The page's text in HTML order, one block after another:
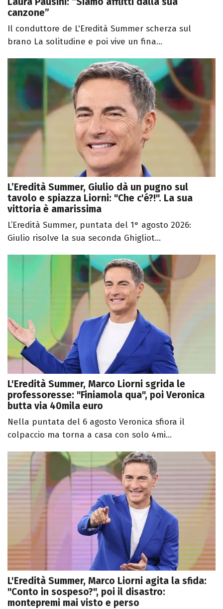
canzone”
Il conduttore de L'Eredità Summer scherza sul
brano La solitudine e poi vive un fina...
L’Eredità Summer, Giulio dà un pugno sul
tavolo e spiazza Liorni: "Che c'é?!". La sua
vittoria è amarissima
L’Eredità Summer, puntata del 1° agosto 2026:
Giulio risolve la sua seconda Ghigliot...
L'Eredità Summer, Marco Liorni sgrida le
professoresse: "Finiamola qua", poi Veronica
butta via 40mila euro
Nella puntata del 6 agosto Veronica sfiora il
colpaccio ma torna a casa con solo 4mi...
L'Eredità Summer, Marco Liorni agita la sfida:
"Conto in sospeso?", poi il disastro:
montepremi mai visto e perso